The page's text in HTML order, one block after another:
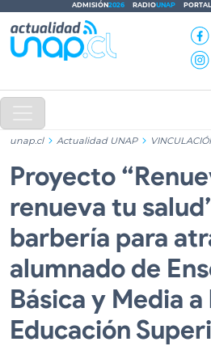
ADMISIÓN2026 RADIOUNAP PORTAL
unap.cl Actualidad UNAP
Proyecto
renueva tu
barbería para
alumnado de
Básica y Media a
Educación